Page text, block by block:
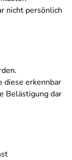
nicht persönlich
diese erkennbar
Belästigung dar